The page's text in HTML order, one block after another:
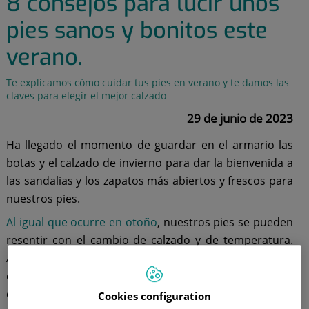
pies sanos y bonitos este
verano.
Te explicamos cómo cuidar tus pies en verano y te damos las
claves para elegir el mejor calzado
29 de junio de 2023
Ha llegado el momento de guardar en el armario las
botas y el calzado de invierno para dar la bienvenida a
las sandalias y los zapatos más abiertos y frescos para
nuestros pies.
Al igual que ocurre en otoño, nuestros pies se pueden
resentir con el cambio de calzado y de temperatura.
Además, en verano necesitan un especial mimo, ya
que están expuestos al calor, al sol y otros factores
externos que pueden agrietarlos, secarlos e incluso
Cookies configuration